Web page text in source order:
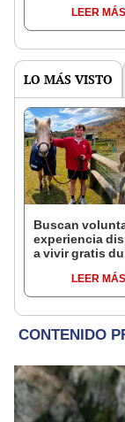
condiciones de
violencia"
LEER MÁS
LO MÁS VISTO
Buscan
experiencia
a vivir gratis
cuidar
y otros
LEER MÁS